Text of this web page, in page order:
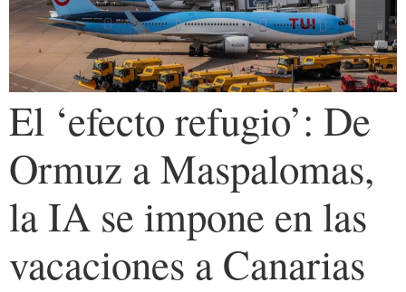
El ‘efecto refugio’: De
Ormuz a Maspalomas,
la IA se impone en las
vacaciones a Canarias